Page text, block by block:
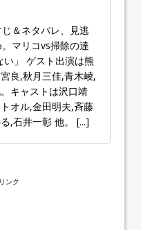
＆ネタバレ、見逃
マリコvs掃除の達
い」 ゲスト出演は熊
良,秋月三佳,青木崚,
キャストは沢口靖
オル,金田明夫,斉藤
,石井一彰 他。 [...]
ンク